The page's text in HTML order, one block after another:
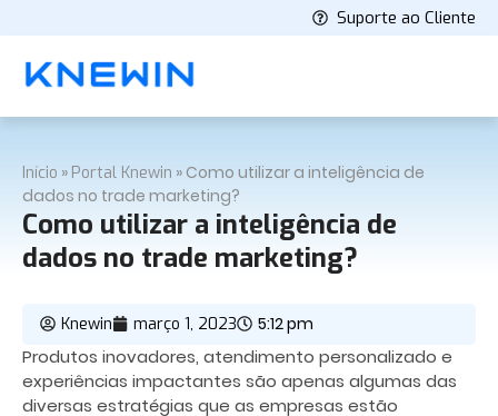
Suporte ao Cliente
Início » Portal Knewin » Como utilizar a inteligência de
dados no trade marketing?
Como utilizar a inteligência de
dados no trade marketing?
Knewin março 1, 2023 5:12 pm
Produtos inovadores, atendimento personalizado e
experiências impactantes são apenas algumas das
diversas estratégias que as empresas estão